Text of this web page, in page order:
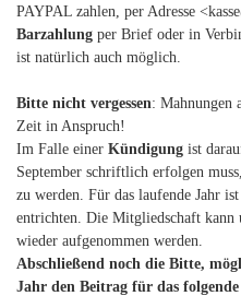
PAYPAL zahlen, per Adresse
Barzahlung per Brief oder in
ist natürlich auch möglich.
Bitte nicht vergessen: Mahnungen
Zeit in Anspruch!
Im Falle einer Kündigung ist
September schriftlich erfolgen
zu werden. Für das laufende Jahr
entrichten. Die Mitgliedschaft kann
wieder aufgenommen werden.
Abschließend noch die Bitte,
Jahr den Beitrag für das